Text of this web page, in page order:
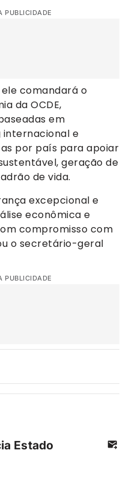
PUBLICIDADE
comandará o
da OCDE,
em
internacional e
por país para apoiar
geração de
de vida.
excepcional e
econômica e
compromisso com
o secretário-geral
PUBLICIDADE
Estado